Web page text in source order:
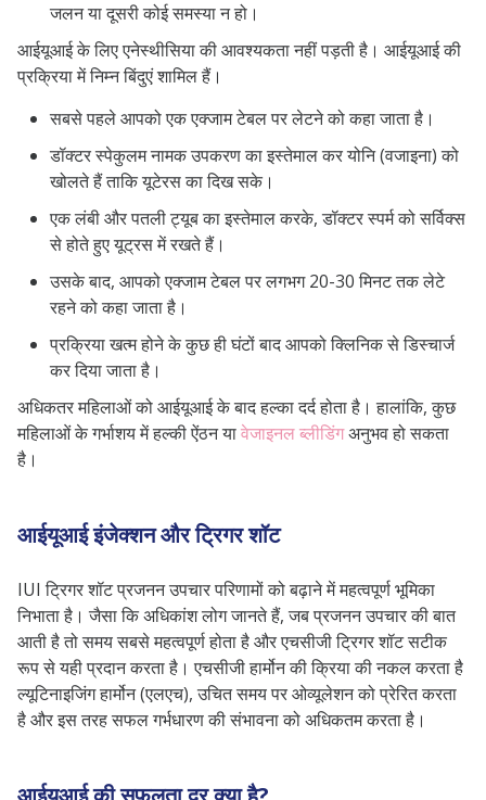
जलन या दूसरी कोई समस्या न हो।
आईयूआई के लिए एनेस्थीसिया की आवश्यकता नहीं पड़ती है। आईयूआई की
प्रक्रिया में निम्न बिंदुएं शामिल हैं।
सबसे पहले आपको एक एक्जाम टेबल पर लेटने को कहा जाता है।
डॉक्टर स्पेकुलम नामक उपकरण का इस्तेमाल कर योनि (वजाइना) को
खोलते हैं ताकि यूटेरस का दिख सके।
एक लंबी और पतली ट्यूब का इस्तेमाल करके, डॉक्टर स्पर्म को सर्विक्स
से होते हुए यूट्रस में रखते हैं।
उसके बाद, आपको एक्जाम टेबल पर लगभग 20-30 मिनट तक लेटे
रहने को कहा जाता है।
प्रक्रिया खत्म होने के कुछ ही घंटों बाद आपको क्लिनिक से डिस्चार्ज
कर दिया जाता है।
अधिकतर महिलाओं को आईयूआई के बाद हल्का दर्द होता है। हालांकि, कुछ
महिलाओं के गर्भाशय में हल्की ऐंठन यावेजाइनल ब्लीडिंगअनुभव हो सकता
है।
आईयूआई इंजेक्शन और ट्रिगर शॉट
IUI ट्रिगर शॉट प्रजनन उपचार परिणामों को बढ़ाने में महत्वपूर्ण भूमिका
निभाता है। जैसा कि अधिकांश लोग जानते हैं, जब प्रजनन उपचार की बात
आती है तो समय सबसे महत्वपूर्ण होता है और एचसीजी ट्रिगर शॉट सटीक
रूप से यही प्रदान करता है। एचसीजी हार्मोन की क्रिया की नकल करता है
ल्यूटिनाइजिंग हार्मोन (एलएच), उचित समय पर ओव्यूलेशन को प्रेरित करता
है और इस तरह सफल गर्भधारण की संभावना को अधिकतम करता है।